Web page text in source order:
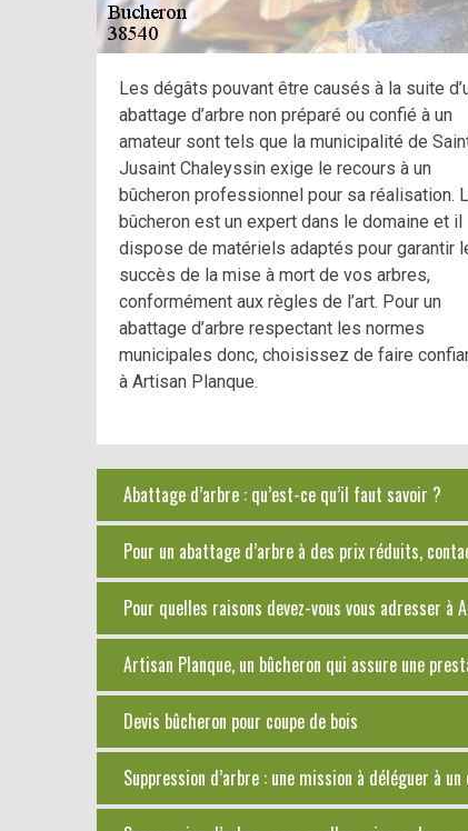
Les dégâts pouvant être causés à la suite
abattage d’arbre non préparé ou confié à un
amateur sont tels que la municipalité de
Jusaint Chaleyssin exige le recours à un
bûcheron professionnel pour sa réalisation.
bûcheron est un expert dans le domaine et il
dispose de matériels adaptés pour garantir
succès de la mise à mort de vos arbres,
conformément aux règles de l’art. Pour un
abattage d’arbre respectant les normes
municipales donc, choisissez de faire
à Artisan Planque.
Abattage d’arbre : qu’est-ce qu’il faut savoir ?
Pour un abattage d’arbre à des prix réduits,
Pour quelles raisons devez-vous vous adresser à
Artisan Planque, un bûcheron qui assure une
Devis bûcheron pour coupe de bois
Suppression d’arbre : une mission à déléguer à un